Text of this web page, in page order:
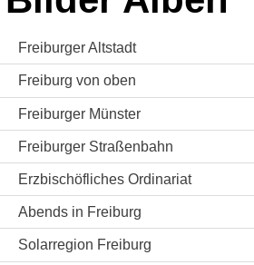
Freiburger Altstadt
Freiburg von oben
Freiburger Münster
Freiburger Straßenbahn
Erzbischöfliches Ordinariat
Abends in Freiburg
Solarregion Freiburg